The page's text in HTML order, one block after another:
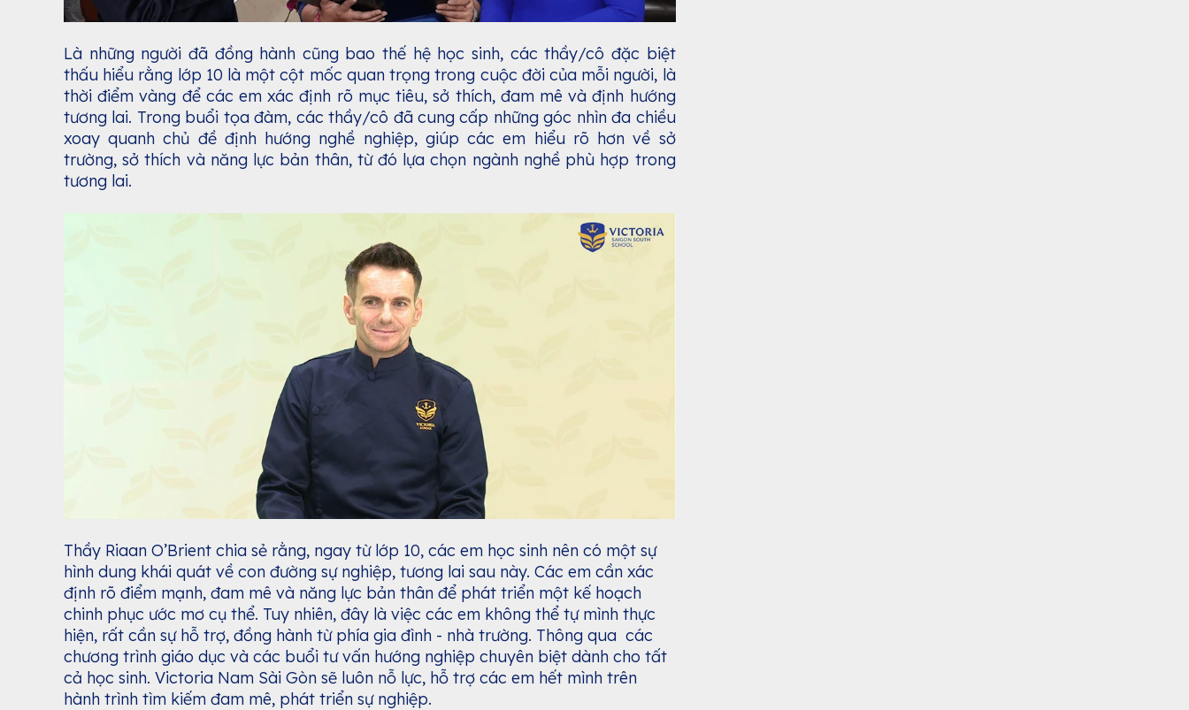
Là những người đã đồng hành cũng bao thế hệ học sinh, các thầy/cô đặc biệt
thấu hiểu rằng lớp 10 là một cột mốc quan trọng trong cuộc đời của mỗi người, là
thời điểm vàng để các em xác định rõ mục tiêu, sở thích, đam mê và định hướng
tương lai. Trong buổi tọa đàm, các thầy/cô đã cung cấp những góc nhìn đa chiều
xoay quanh chủ đề định hướng nghề nghiệp, giúp các em hiểu rõ hơn về sở
trường, sở thích và năng lực bản thân, từ đó lựa chọn ngành nghề phù hợp trong
tương lai.
Thầy Riaan O’Brient chia sẻ rằng, ngay từ lớp 10, các em học sinh nên có một sự
hình dung khái quát về con đường sự nghiệp, tương lai sau này. Các em cần xác
định rõ điểm mạnh, đam mê và năng lực bản thân để phát triển một kế hoạch
chinh phục ước mơ cụ thể. Tuy nhiên, đây là việc các em không thể tự mình thực
hiện, rất cần sự hỗ trợ, đồng hành từ phía gia đình - nhà trường. Thông qua các
chương trình giáo dục và các buổi tư vấn hướng nghiệp chuyên biệt dành cho tất
cả học sinh. Victoria Nam Sài Gòn sẽ luôn nỗ lực, hỗ trợ các em hết mình trên
hành trình tìm kiếm đam mê, phát triển sự nghiệp.